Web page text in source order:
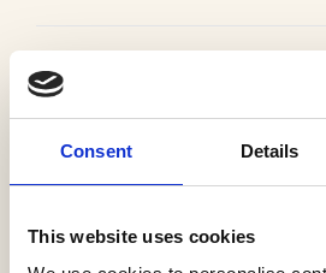
Consent Details
This website uses cookies
Udelys terræn